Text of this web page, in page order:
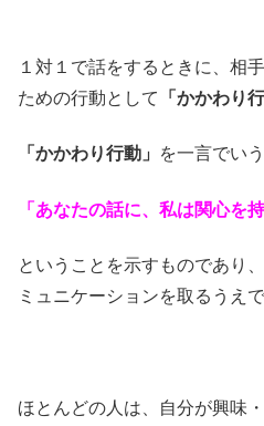
１対１で話をするときに、相
ための行動として
「かかわり行
「かかわり行動」 を一言でいう
「あなたの話に、私は関心を
ということを示すものであり
ミュニケーションを取るうえ
ほとんどの人は、自分が興味